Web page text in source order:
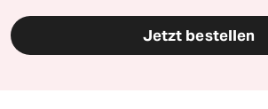
Jetzt bestellen